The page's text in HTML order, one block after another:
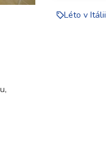
Léto v Itálii